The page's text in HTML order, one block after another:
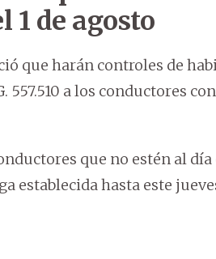
1 de agosto
que harán controles de
557.510 a los conductores
que no estén al
establecida hasta este